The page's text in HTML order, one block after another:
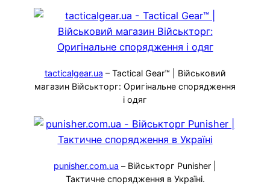
tacticalgear.ua – Tactical Gear™ | Військовий
магазин Військторг: Оригінальне спорядження
і одяг
punisher.com.ua – Військторг Punisher |
Тактичне спорядження в Україні.